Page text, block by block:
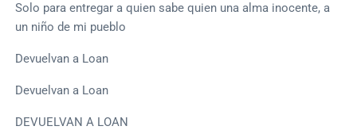
Solo para entregar a quien sabe quien una alma inocente, a
un niño de mi pueblo
Devuelvan a Loan
Devuelvan a Loan
DEVUELVAN A LOAN